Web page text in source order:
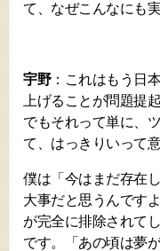
て、なぜこんなにも
宇野：これはもう日
上げることが問題提
でもそれって単に、
て、はっきりいって
僕は「今はまだ存在
大事だと思うんです
が完全に排除されて
です。「あの頃は夢